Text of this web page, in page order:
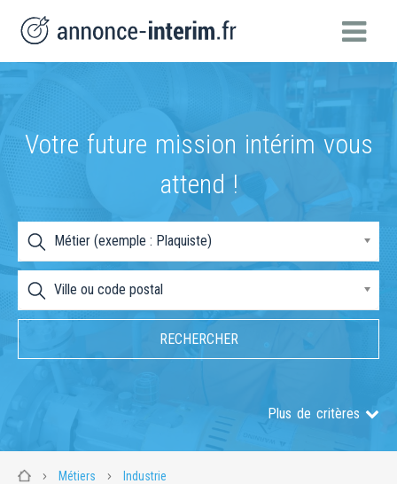
Votre future mission intérim vous
attend !
Métier (exemple : Plaquiste)
Ville ou code postal
Plus de critères
Métiers Industrie